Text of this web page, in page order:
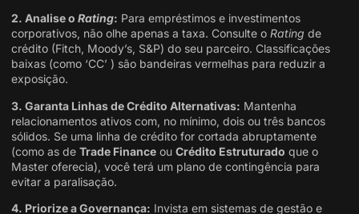
2. Analise o Rating: Para empréstimos e investimentos
corporativos, não olhe apenas a taxa. Consulte o Rating de
crédito (Fitch, Moody’s, S&P) do seu parceiro. Classificações
baixas (como ‘CC’ ) são bandeiras vermelhas para reduzir a
exposição.
3. Garanta Linhas de Crédito Alternativas: Mantenha
relacionamentos ativos com, no mínimo, dois ou três bancos
sólidos. Se uma linha de crédito for cortada abruptamente
(como as de Trade Finance ou Crédito Estruturado que o
Master oferecia), você terá um plano de contingência para
evitar a paralisação.
4. Priorize a Governança: Invista em sistemas de gestão e